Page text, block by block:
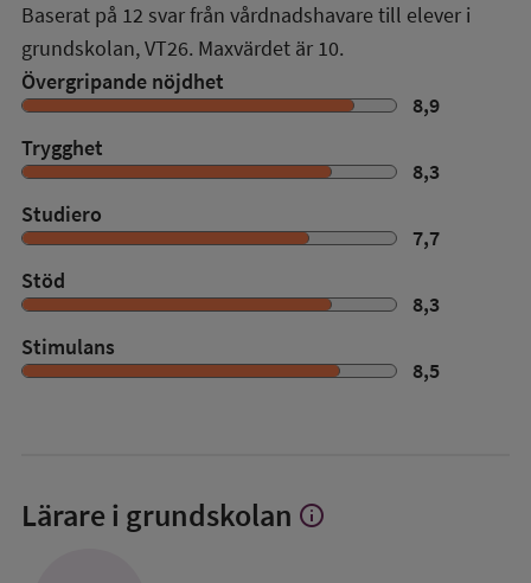
Baserat på 12 svar från vårdnadshavare till elever i
grundskolan,VT26. Maxvärdet är 10.
Övergripande nöjdhet
8,9
Trygghet
8,3
Studiero
7,7
Stöd
8,3
Stimulans
8,5
Lärare i grundskolan Visa
info